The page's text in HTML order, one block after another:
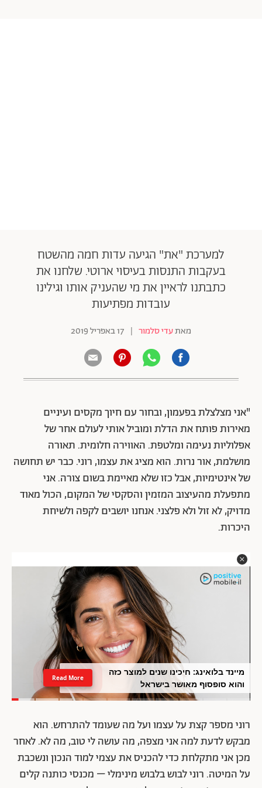
למערכת "את" הגיעה עדות חמה מהשטח
בעקבות התנסות בעיסוי ארוטי. שלחנו את
כתבתנו לראיין את מי שהעניק אותו וגילינו
עובדות מפתיעות
מאתעדי סלמור | 17 באפריל 2019
"אני מצלצלת בפעמון, ובחור עם חיוך מקסים ועיניים
מאירות פותח את הדלת ומוביל אותי לעולם אחר של
אפלוליות נעימה ומלטפת. האווירה חלומית. תאורה
מושלמת, אור נרות. הוא מציג את עצמו, רוני. כבר יש תחושה
של אינטימיות, אבל כזו שלא מאיימת בשום צורה. אני
מתפעלת מהעיצוב המזמין והסקסי של המקום, הכול מאוד
מדויק, לא זול ולא פלצני. אנחנו יושבים לקפה ולשיחת
היכרות.
מיינד בלואינג: חיכינו שנים למוצר כזה
והוא סופסוף מאושר בישראל
Read More
רוני מספר קצת על עצמו ועל מה שעומד להתרחש. הוא
מבקש לדעת למה אני מצפה, מה עושה לי טוב, מה לא. לאחר
מכן אני מתקלחת כדי להכניס את עצמי למוד הנכון ונשכבת
על המיטה. רוני לבוש בלבוש מינימלי – מכנסי כותנה קלים